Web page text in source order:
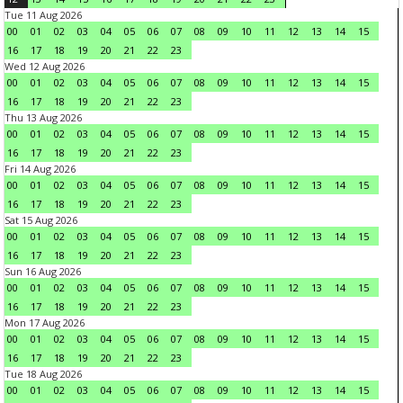
Tue 11 Aug 2026
00
01 02 03 04 05 06 07 08 09 10 11 12 13 14
15
16
17 18 19 20 21 22
23
Wed 12 Aug 2026
00
01 02 03 04 05 06 07 08 09 10 11 12 13 14
15
16
17 18 19 20 21 22
23
Thu 13 Aug 2026
00
01 02 03 04 05 06 07 08 09 10 11 12 13 14
15
16
17 18 19 20 21 22
23
Fri 14 Aug 2026
00
01 02 03 04 05 06 07 08 09 10 11 12 13 14
15
16
17 18 19 20 21 22
23
Sat 15 Aug 2026
00
01 02 03 04 05 06 07 08 09 10 11 12 13 14
15
16
17 18 19 20 21 22
23
Sun 16 Aug 2026
00
01 02 03 04 05 06 07 08 09 10 11 12 13 14
15
16
17 18 19 20 21 22
23
Mon 17 Aug 2026
00
01 02 03 04 05 06 07 08 09 10 11 12 13 14
15
16
17 18 19 20 21 22
23
Tue 18 Aug 2026
00
01 02 03 04 05 06 07 08 09 10 11 12 13 14
15